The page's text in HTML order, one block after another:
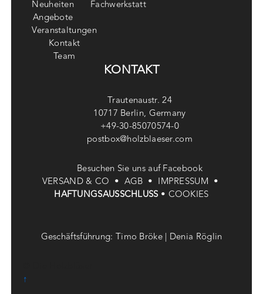
Neuheiten
Angebote
Fachwerkstatt
Veranstaltungen
Kontakt
Team
KONTAKT
Trautenaustr. 24
10717 Berlin, Germany
+49-30-85070574-0
postbox@holzblaeser.com
Besuchen Sie uns auf Facebook
VERSAND & CO • AGB • IMPRESSUM •
HAFTUNGSAUSSCHLUSS • COOKIES
Geschäftsführung: Timo Bröke | Denia Röglin
↑